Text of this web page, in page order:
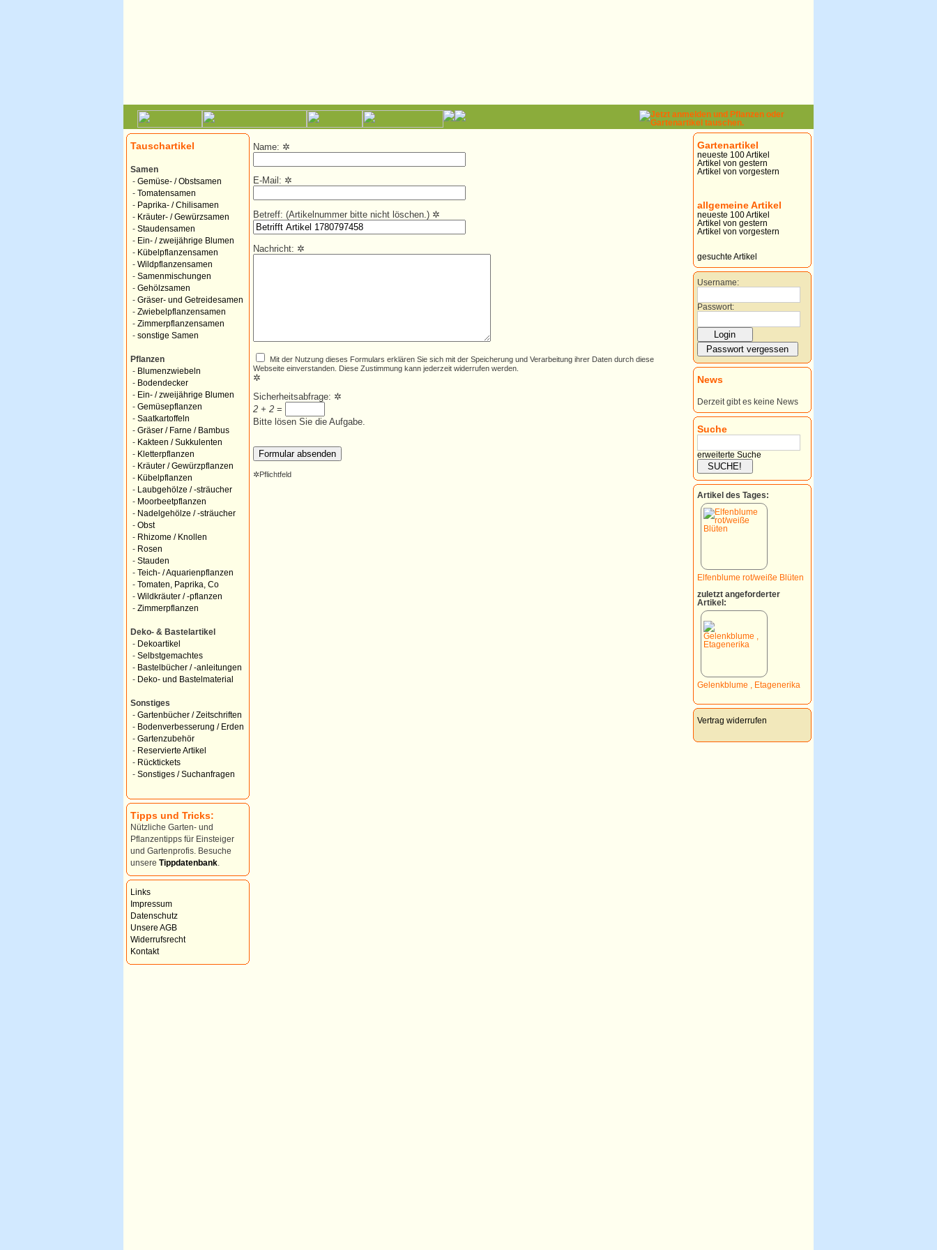
Tauschartikel
Samen
- Gemüse- / Obstsamen
- Tomatensamen
- Paprika- / Chilisamen
- Kräuter- / Gewürzsamen
- Staudensamen
- Ein- / zweijährige Blumen
- Kübelpflanzensamen
- Wildpflanzensamen
- Samenmischungen
- Gehölzsamen
- Gräser- und Getreidesamen
- Zwiebelpflanzensamen
- Zimmerpflanzensamen
- sonstige Samen
Pflanzen
- Blumenzwiebeln
- Bodendecker
- Ein- / zweijährige Blumen
- Gemüsepflanzen
- Saatkartoffeln
- Gräser / Farne / Bambus
- Kakteen / Sukkulenten
- Kletterpflanzen
- Kräuter / Gewürzpflanzen
- Kübelpflanzen
-
Laubgehölze / -sträucher
- Moorbeetpflanzen
- Nadelgehölze / -sträucher
- Obst
- Rhizome / Knollen
- Rosen
- Stauden
- Teich- / Aquarienpflanzen
- Tomaten, Paprika, Co
- Wildkräuter / -pflanzen
- Zimmerpflanzen
Deko- & Bastelartikel
- Dekoartikel
- Selbstgemachtes
- Bastelbücher / -anleitungen
- Deko- und Bastelmaterial
Sonstiges
- Gartenbücher / Zeitschriften
- Bodenverbesserung / Erden
- Gartenzubehör
- Reservierte Artikel
- Rücktickets
- Sonstiges / Suchanfragen
Tipps und Tricks:
Nützliche Garten- und
Pflanzentipps für Einsteiger
und Gartenprofis. Besuche
unsere Tippdatenbank
Links
Impressum
Datenschutz
Unsere AGB
Widerrufsrecht
Kontakt
Name: ✲
E-Mail: ✲
Betreff: (Artikelnummer bitte nicht löschen.) ✲
Nachricht: ✲
Mit der Nutzung dieses Formulars erklären Sie sich mit der Speicherung und Verarbeitung ihrer Daten durch diese
Webseite einverstanden. Diese Zustimmung kann jederzeit widerrufen werden.
✲
Sicherheitsabfrage: ✲
2 + 2 =
Bitte lösen Sie die Aufgabe.
✲Pflichtfeld
Gartenartikel
neueste 100 Artikel
Artikel von gestern
Artikel von vorgestern
allgemeine Artikel
neueste 100 Artikel
Artikel von gestern
Artikel von vorgestern
gesuchte Artikel
Username:
Passwort:
News
Derzeit gibt es keine News
Suche
erweiterte Suche
Artikel des Tages:
Elfenblume rot/weiße Blüten
zuletzt angeforderter
Artikel:
Gelenkblume , Etagenerika
Vertrag widerrufen